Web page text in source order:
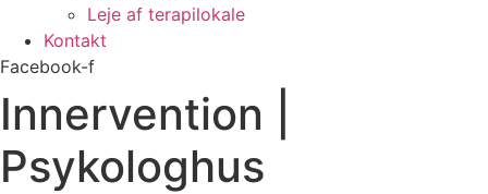
Leje af terapilokale
Kontakt
Facebook-f
Innervention |
Psykologhus